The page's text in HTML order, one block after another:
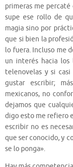
primeras me
supe ese rollo de
magia sino por
que si bien la
lo fuera. Incluso me
un interés hacia
telenovelas y si
gustar escribir;
mexicanos, no
dejamos que
digo esto me refiero
escribir no es
que ser conocido, y
se lo ponga».